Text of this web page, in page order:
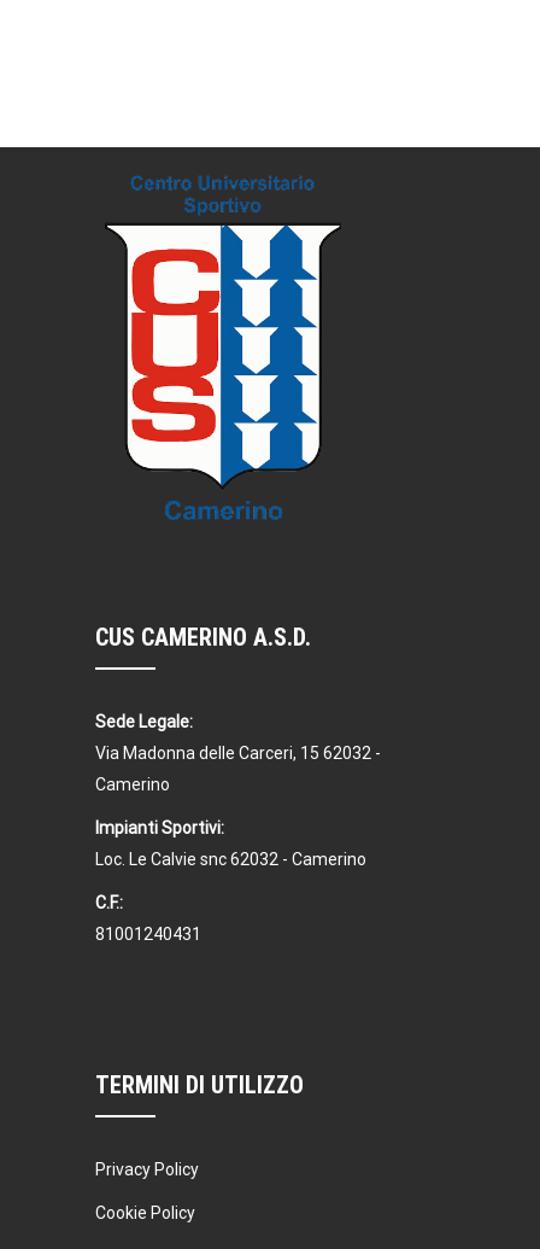
CUS CAMERINO A.S.D.
Sede Legale:
Via Madonna delle Carceri, 15 62032 -
Camerino
Impianti Sportivi:
Loc. Le Calvie snc 62032 - Camerino
C.F.:
81001240431
TERMINI DI UTILIZZO
Privacy Policy
Cookie Policy